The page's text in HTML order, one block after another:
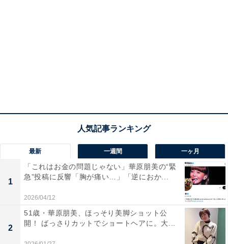
最新 一週間 一ヶ月
1
「これはお金の問題じゃない」華原朋美の“緊
急”投稿に反響「胸が痛い…」「逆におか...
2026/04/12
2
51歳・華原朋美、ほっそり美脚ショット公
開！ ばっさりカットでショートヘアに。大...